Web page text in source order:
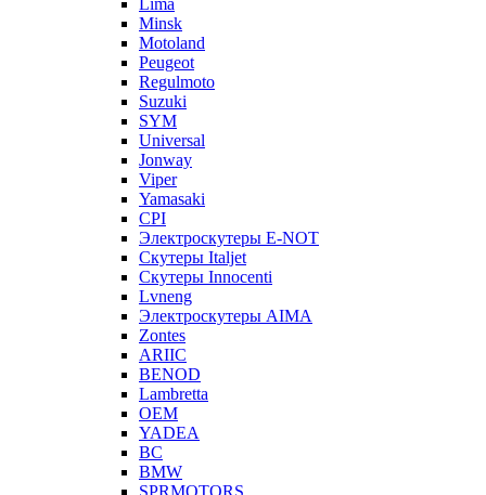
Lima
Minsk
Motoland
Peugeot
Regulmoto
Suzuki
SYM
Universal
Jonway
Viper
Yamasaki
CPI
Электроскутеры E-NOT
Скутеры Italjet
Скутеры Innocenti
Lvneng
Электроскутеры AIMA
Zontes
ARIIC
BENOD
Lambretta
OEM
YADEA
BC
BMW
SPRMOTORS